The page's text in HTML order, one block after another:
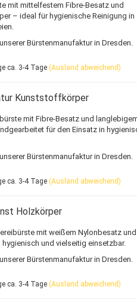
mit mittelfestem Fibre-Besatz und
– ideal für hygienische Reinigung in
Bürstenmanufaktur in Dresden.
ca. 3-4 Tage (Ausland abweichend)
Kunststoffkörper
mit Fibre-Besatz und
für den Einsatz in
Bürstenmanufaktur in Dresden.
ca. 3-4 Tage (Ausland abweichend)
Holzkörper
mit weißem Nylonbesatz und
und vielseitig einsetzbar.
Bürstenmanufaktur in Dresden.
ca. 3-4 Tage (Ausland abweichend)